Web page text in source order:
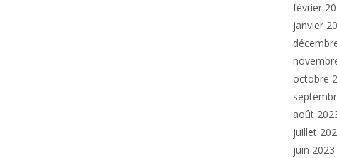
février
janvier
octobre
août
juillet
juin 2023